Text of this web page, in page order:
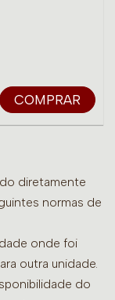
COMPRAR
diretamente
normas de
onde foi
outra unidade.
do